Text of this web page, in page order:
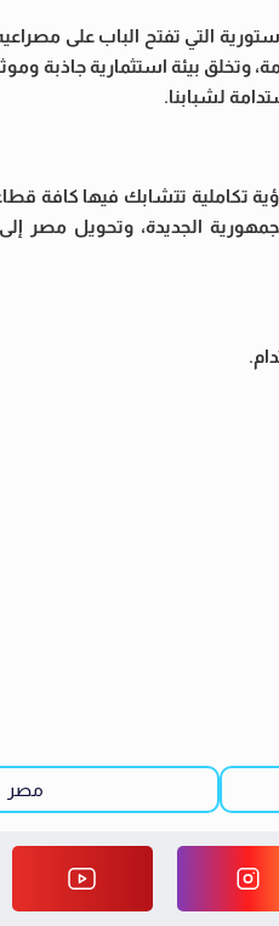
التي تفتح الباب على
وتخلق بيئة استثمارية جاذبة
لشبابنا.
أن هذا القانون صِيغ برؤية تكاملية تتشابك
الجديدة، وتحويل مصر إلى
مصر